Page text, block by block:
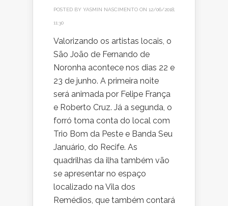
POSTED BY YASMIN NASCIMENTO ON 12/06/2018,
11:30
Valorizando os artistas locais, o
São João de Fernando de
Noronha acontece nos dias 22 e
23 de junho. A primeira noite
será animada por Felipe França
e Roberto Cruz. Já a segunda, o
forró toma conta do local com
Trio Bom da Peste e Banda Seu
Januário, do Recife. As
quadrilhas da ilha também vão
se apresentar no espaço
localizado na Vila dos
Remédios, que também contará